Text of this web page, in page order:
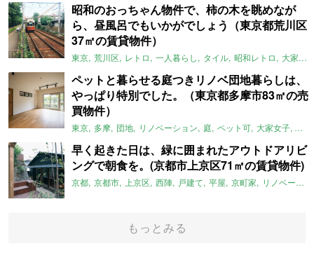
昭和のおっちゃん物件で、柿の木を眺めなが
ら、昼風呂でもいかがでしょう（東京都荒川区
37㎡の賃貸物件）
東京 荒川区 レトロ 一人暮らし タイル 昭和レトロ 大家女子
ペットと暮らせる庭つきリノベ団地暮らしは、
やっぱり特別でした。（東京都多摩市83㎡の売
買物件）
東京 多摩 団地 リノベーション 庭 ペット可 大家女子 団
早く起きた日は、緑に囲まれたアウトドアリビ
ングで朝食を。(京都市上京区71㎡の賃貸物件)
京都 京都市 上京区 西陣 戸建て 平屋 京町家 リノベーション
もっとみる